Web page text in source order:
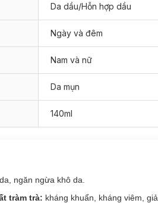
Da dầu/Hỗn hợp dầu
Ngày và đêm
Nam và nữ
Da mụn
140ml
ngăn ngừa khô da.
tràm trà: kháng khuẩn, kháng viêm,